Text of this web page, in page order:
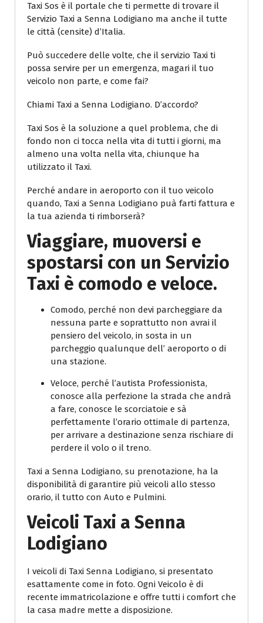
Taxi Sos è il portale che ti permette di trovare il
Servizio Taxi a Senna Lodigiano ma anche il tutte
le città (censite) d’Italia.
Può succedere delle volte, che il servizio Taxi ti
possa servire per un emergenza, magari il tuo
veicolo non parte, e come fai?
Chiami Taxi a Senna Lodigiano. D’accordo?
Taxi Sos è la soluzione a quel problema, che di
fondo non ci tocca nella vita di tutti i giorni, ma
almeno una volta nella vita, chiunque ha
utilizzato il Taxi.
Perché andare in aeroporto con il tuo veicolo
quando, Taxi a Senna Lodigiano puà farti fattura e
la tua azienda ti rimborserà?
Viaggiare, muoversi e
spostarsi con un Servizio
Taxi è comodo e veloce.
Comodo, perché non devi parcheggiare da
nessuna parte e soprattutto non avrai il
pensiero del veicolo, in sosta in un
parcheggio qualunque dell’ aeroporto o di
una stazione.
Veloce, perché l’autista Professionista,
conosce alla perfezione la strada che andrà
a fare, conosce le scorciatoie e sà
perfettamente l’orario ottimale di partenza,
per arrivare a destinazione senza rischiare di
perdere il volo o il treno.
Taxi a Senna Lodigiano, su prenotazione, ha la
disponibilità di garantire più veicoli allo stesso
orario, il tutto con Auto e Pulmini.
Veicoli Taxi a Senna
Lodigiano
I veicoli di Taxi Senna Lodigiano, si presentato
esattamente come in foto. Ogni Veicolo è di
recente immatricolazione e offre tutti i comfort che
la casa madre mette a disposizione.